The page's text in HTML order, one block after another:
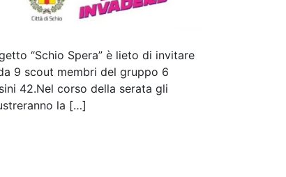
“Schio Spera” è lieto di invitare
9 scout membri del gruppo 6
42.Nel corso della serata gli
la […]